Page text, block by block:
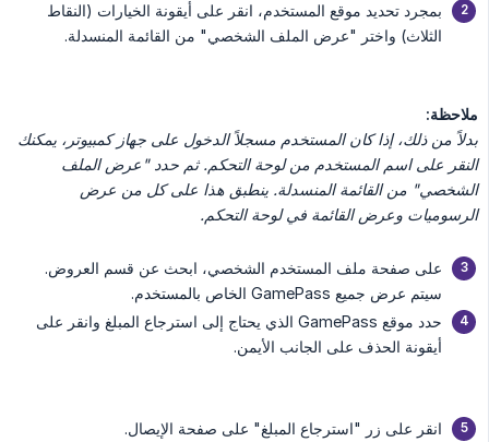
بمجرد تحديد موقع المستخدم، انقر على أيقونة الخيارات (النقاط
الثلاث) واختر "عرض الملف الشخصي" من القائمة المنسدلة.
ملاحظة:
الرسوميات وعرض القائمة في لوحة التحكم.
على صفحة ملف المستخدم الشخصي، ابحث عن قسم العروض.
سيتم عرض جميع GamePass الخاص بالمستخدم.
حدد موقع GamePass الذي يحتاج إلى استرجاع المبلغ وانقر على
أيقونة الحذف على الجانب الأيمن.
انقر على زر "استرجاع المبلغ" على صفحة الإيصال.